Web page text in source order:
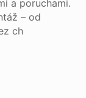
a poruchami.
– od
ch